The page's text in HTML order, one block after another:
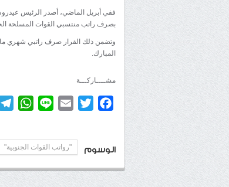
ففي أبريل الماضي، أصدر الرئيس
بصرف راتب منتسبي القوات المسلحة
المبارك.
مشــــاركـــة
Facebook
Twitter
Email
Line
الوسوم "رواتب القوات الجنوبية"